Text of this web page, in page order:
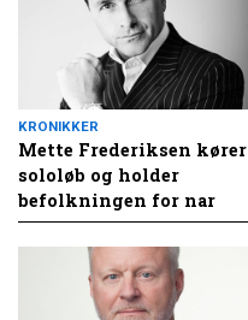
KRONIKKER
Mette Frederiksen kører
sololøb og holder
befolkningen for nar